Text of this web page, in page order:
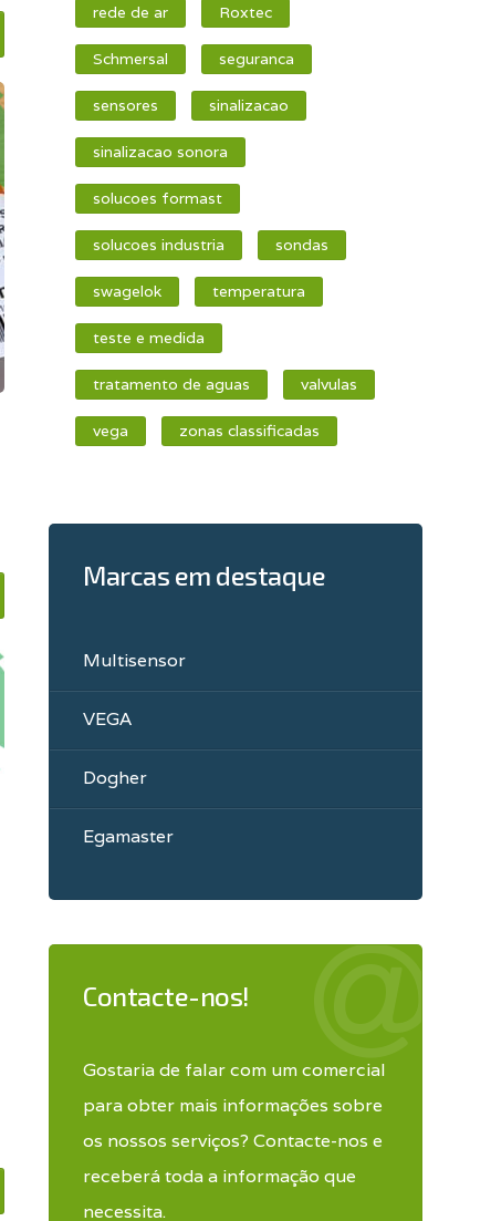
rede de ar Roxtec
Schmersal seguranca
sensores sinalizacao
sinalizacao sonora
solucoes formast
solucoes industria sondas
swagelok temperatura
teste e medida
tratamento de aguas valvulas
vega zonas classificadas
Marcas em destaque
Multisensor
VEGA
Dogher
Egamaster
Contacte-nos!
Gostaria de falar com um comercial
para obter mais informações sobre
os nossos serviços? Contacte-nos e
receberá toda a informação que
necessita.